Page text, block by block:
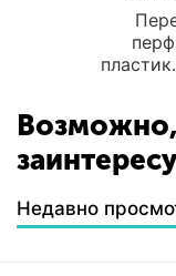
Возможно,
Недавно